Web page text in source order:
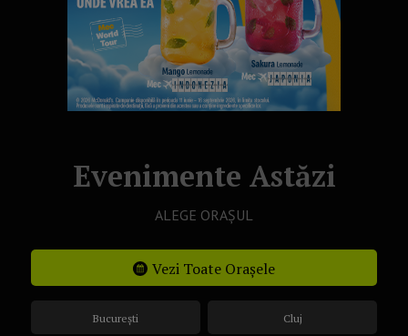
Evenimente Astăzi
ALEGE ORAȘUL
Vezi Toate Orașele
București Cluj